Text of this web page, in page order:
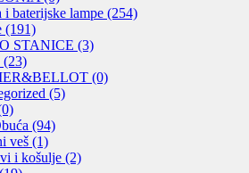
i baterijske lampe (254)
(191)
STANICE (3)
(23)
(0)
(5)
(94)
veš (1)
i košulje (2)